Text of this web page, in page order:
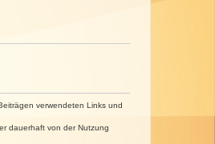
verwendeten Links und
dauerhaft von der Nutzung